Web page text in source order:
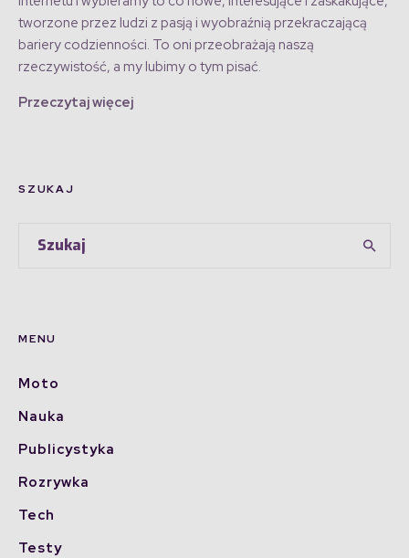
tworzone przez ludzi z pasją i wyobraźnią przekraczającą
bariery codzienności. To oni przeobrażają naszą
rzeczywistość, a my lubimy o tym pisać.
Przeczytaj więcej
SZUKAJ
MENU
Moto
Nauka
Publicystyka
Rozrywka
Tech
Testy